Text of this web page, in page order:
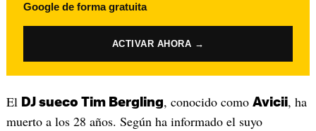
Google de forma gratuita
ACTIVAR AHORA →
El DJ sueco Tim Bergling, conocido como Avicii, ha
muerto a los 28 años. Según ha informado el suyo